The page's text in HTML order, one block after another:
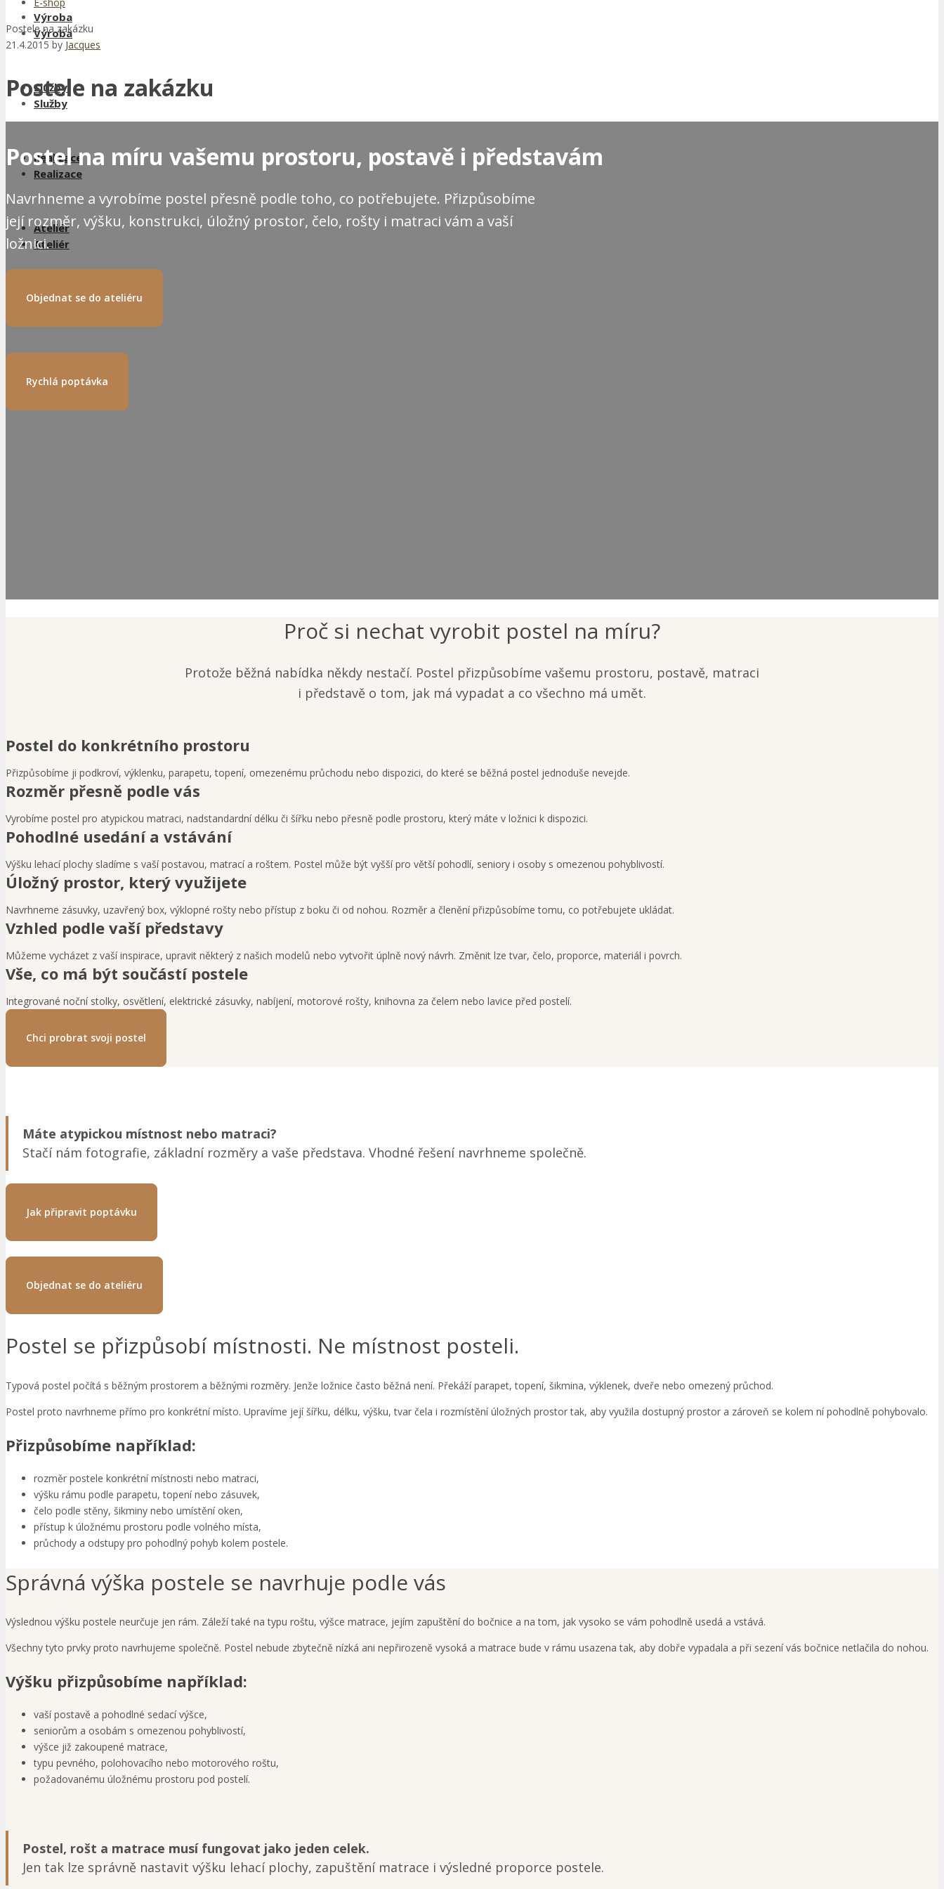
Výroba
Služby
Realizace
Ateliér
Kontakt
Výroba
Služby
Realizace
Ateliér
E-shop
Postele na zakázku
21.4.2015 by Jacques
Postele na zakázku
Postel na míru vašemu prostoru, postavě i představám
Navrhneme a vyrobíme postel přesně podle toho, co potřebujete. Přizpůsobíme
její rozměr, výšku, konstrukci, úložný prostor, čelo, rošty i matraci vám a vaší
ložnici.
Objednat se do ateliéru
Rychlá poptávka
Proč si nechat vyrobit postel na míru?
Protože běžná nabídka někdy nestačí. Postel přizpůsobíme vašemu prostoru, postavě, matraci
i představě o tom, jak má vypadat a co všechno má umět.
Postel do konkrétního prostoru
Přizpůsobíme ji podkroví, výklenku, parapetu, topení, omezenému průchodu nebo dispozici, do které se běžná postel jednoduše nevejde.
Rozměr přesně podle vás
Vyrobíme postel pro atypickou matraci, nadstandardní délku či šířku nebo přesně podle prostoru, který máte v ložnici k dispozici.
Pohodlné usedání a vstávání
Výšku lehací plochy sladíme s vaší postavou, matrací a roštem. Postel může být vyšší pro větší pohodlí, seniory i osoby s omezenou pohyblivostí.
Úložný prostor, který využijete
Navrhneme zásuvky, uzavřený box, výklopné rošty nebo přístup z boku či od nohou. Rozměr a členění přizpůsobíme tomu, co potřebujete ukládat.
Vzhled podle vaší představy
Můžeme vycházet z vaší inspirace, upravit některý z našich modelů nebo vytvořit úplně nový návrh. Změnit lze tvar, čelo, proporce, materiál i povrch.
Vše, co má být součástí postele
Integrované noční stolky, osvětlení, elektrické zásuvky, nabíjení, motorové rošty, knihovna za čelem nebo lavice před postelí.
Chci probrat svoji postel
Máte atypickou místnost nebo matraci?
Stačí nám fotografie, základní rozměry a vaše představa. Vhodné řešení navrhneme společně.
Jak připravit poptávku
Objednat se do ateliéru
Postel se přizpůsobí místnosti. Ne místnost posteli.
Typová postel počítá s běžným prostorem a běžnými rozměry. Jenže ložnice často běžná není. Překáží parapet, topení, šikmina, výklenek, dveře nebo omezený průchod.
Postel proto navrhneme přímo pro konkrétní místo. Upravíme její šířku, délku, výšku, tvar čela i rozmístění úložných prostor tak, aby využila dostupný prostor a zároveň se kolem ní pohodlně pohybovalo.
Přizpůsobíme například:
rozměr postele konkrétní místnosti nebo matraci,
výšku rámu podle parapetu, topení nebo zásuvek,
čelo podle stěny, šikminy nebo umístění oken,
přístup k úložnému prostoru podle volného místa,
průchody a odstupy pro pohodlný pohyb kolem postele.
Správná výška postele se navrhuje podle vás
Výslednou výšku postele neurčuje jen rám. Záleží také na typu roštu, výšce matrace, jejím zapuštění do bočnice a na tom, jak vysoko se vám pohodlně usedá a vstává.
Všechny tyto prvky proto navrhujeme společně. Postel nebude zbytečně nízká ani nepřirozeně vysoká a matrace bude v rámu usazena tak, aby dobře vypadala a při sezení vás bočnice netlačila do nohou.
Výšku přizpůsobíme například:
vaší postavě a pohodlné sedací výšce,
seniorům a osobám s omezenou pohyblivostí,
výšce již zakoupené matrace,
typu pevného, polohovacího nebo motorového roštu,
požadovanému úložnému prostoru pod postelí.
Postel, rošt a matrace musí fungovat jako jeden celek.
Jen tak lze správně nastavit výšku lehací plochy, zapuštění matrace i výsledné proporce postele.